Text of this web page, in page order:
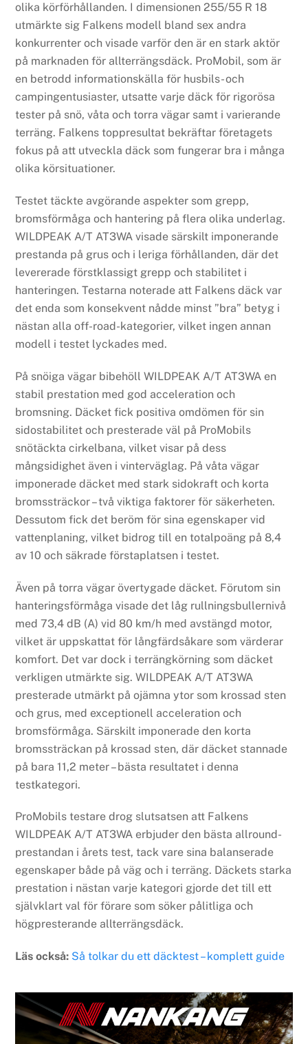
olika körförhållanden. I dimensionen 255/55 R 18
utmärkte sig Falkens modell bland sex andra
konkurrenter och visade varför den är en stark aktör
på marknaden för allterrängsdäck. ProMobil, som är
en betrodd informationskälla för husbils- och
campingentusiaster, utsatte varje däck för rigorösa
tester på snö, våta och torra vägar samt i varierande
terräng. Falkens toppresultat bekräftar företagets
fokus på att utveckla däck som fungerar bra i många
olika körsituationer.
Testet täckte avgörande aspekter som grepp,
bromsförmåga och hantering på flera olika underlag.
WILDPEAK A/T AT3WA visade särskilt imponerande
prestanda på grus och i leriga förhållanden, där det
levererade förstklassigt grepp och stabilitet i
hanteringen. Testarna noterade att Falkens däck var
det enda som konsekvent nådde minst ”bra” betyg i
nästan alla off-road-kategorier, vilket ingen annan
modell i testet lyckades med.
På snöiga vägar bibehöll WILDPEAK A/T AT3WA en
stabil prestation med god acceleration och
bromsning. Däcket fick positiva omdömen för sin
sidostabilitet och presterade väl på ProMobils
snötäckta cirkelbana, vilket visar på dess
mångsidighet även i vinterväglag. På våta vägar
imponerade däcket med stark sidokraft och korta
bromssträckor – två viktiga faktorer för säkerheten.
Dessutom fick det beröm för sina egenskaper vid
vattenplaning, vilket bidrog till en totalpoäng på 8,4
av 10 och säkrade förstaplatsen i testet.
Även på torra vägar övertygade däcket. Förutom sin
hanteringsförmåga visade det låg rullningsbullernivå
med 73,4 dB (A) vid 80 km/h med avstängd motor,
vilket är uppskattat för långfärdsåkare som värderar
komfort. Det var dock i terrängkörning som däcket
verkligen utmärkte sig. WILDPEAK A/T AT3WA
presterade utmärkt på ojämna ytor som krossad sten
och grus, med exceptionell acceleration och
bromsförmåga. Särskilt imponerade den korta
bromssträckan på krossad sten, där däcket stannade
på bara 11,2 meter – bästa resultatet i denna
testkategori.
ProMobils testare drog slutsatsen att Falkens
WILDPEAK A/T AT3WA erbjuder den bästa allround-
prestandan i årets test, tack vare sina balanserade
egenskaper både på väg och i terräng. Däckets starka
prestation i nästan varje kategori gjorde det till ett
självklart val för förare som söker pålitliga och
högpresterande allterrängsdäck.
Läs också: Så tolkar du ett däcktest – komplett guide